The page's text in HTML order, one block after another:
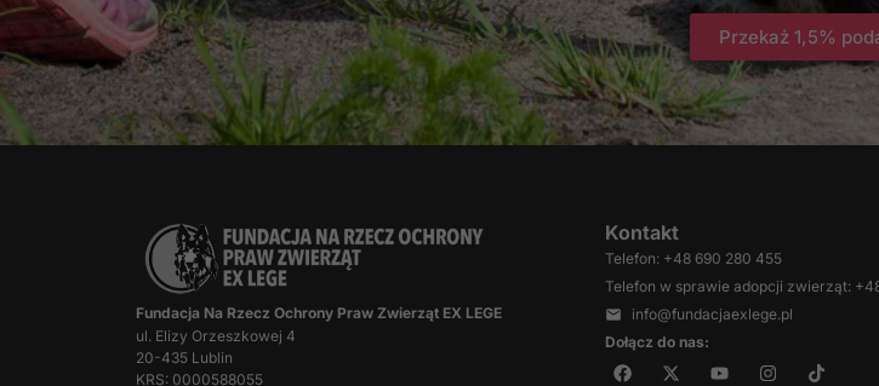
Przekaż 1,5%
Fundacja Na Rzecz Ochrony Praw Zwierząt EX LEGE
ul. Elizy Orzeszkowej 4
20-435 Lublin
KRS: 0000588055
Kontakt
Telefon: +48 690 280 455
Telefon w sprawie adopcji zwierząt:
info@fundacjaexlege.pl
Dołącz do nas: